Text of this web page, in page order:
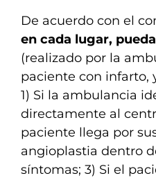
De acuerdo con el
en cada lugar,
(realizado por la
paciente con infarto,
1) Si la ambulancia
directamente al
paciente llega por
angioplastia dentro
síntomas; 3) Si el